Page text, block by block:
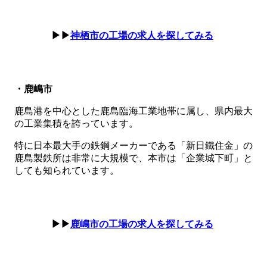
▶▶神栖市の工場の求人を探してみる
・鹿嶋市
鹿島港を中心とした鹿島臨海工業地帯に属し、県内最大
の工業集積を誇っています。
特に日本最大手の鉄鋼メーカーである「新日鐵住金」の
鹿島製鉄所は非常に大規模で、本市は「企業城下町」と
しても知られています。
▶▶ 鹿嶋市の工場の求人を探してみる